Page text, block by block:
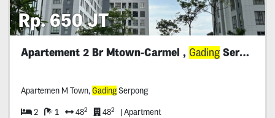
Rp. 650 JT
Apartement 2 Br Mtown-Carmel , GadingSerpong
Apartemen M Town,GadingSerpong
2 1 482 482 | Apartment